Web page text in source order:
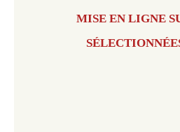
MISE EN LIGNE